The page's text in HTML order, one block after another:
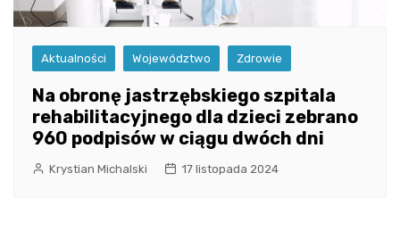
Aktualności Województwo Zdrowie
Na obronę jastrzębskiego szpitala
rehabilitacyjnego dla dzieci zebrano
960 podpisów w ciągu dwóch dni
Krystian Michalski 17 listopada 2024